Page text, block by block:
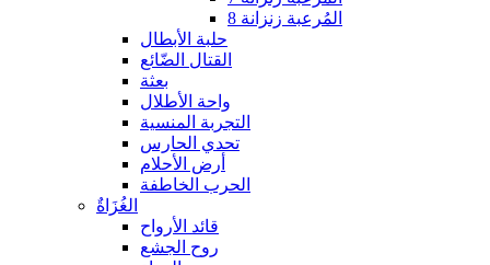
المُرعبة زنزانة 8
حلبة الأبطال
القتال الضّائع
بعثة
واحة الأطلال
التجربة المنسية
تحدي الحارس
أرض الأحلام
الحرب الخاطفة
الغُزَاةٌ
قائد الأرواح
روح الجشع